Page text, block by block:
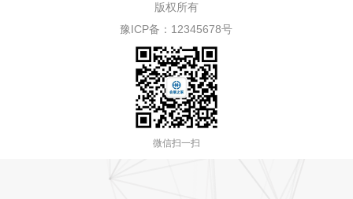
版权所有
豫ICP备：12345678号
微信扫一扫